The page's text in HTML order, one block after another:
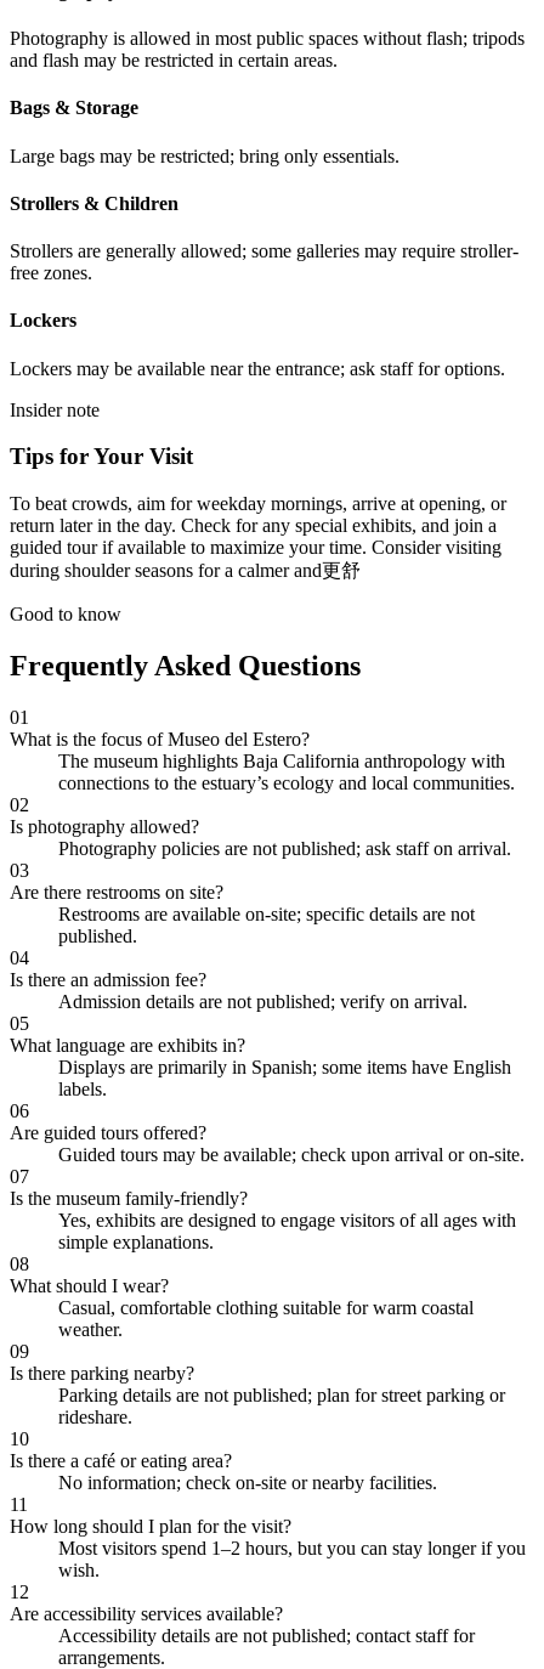
Photography is allowed in most public spaces without flash; tripods
and flash may be restricted in certain areas.
Bags & Storage
Large bags may be restricted; bring only essentials.
Strollers & Children
Strollers are generally allowed; some galleries may require stroller-
free zones.
Lockers
Lockers may be available near the entrance; ask staff for options.
Insider note
Tips for Your Visit
To beat crowds, aim for weekday mornings, arrive at opening, or
return later in the day. Check for any special exhibits, and join a
guided tour if available to maximize your time. Consider visiting
during shoulder seasons for a calmer and更舒
Good to know
Frequently Asked Questions
01
What is the focus of Museo del Estero?
The museum highlights Baja California anthropology with
connections to the estuary’s ecology and local communities.
02
Is photography allowed?
Photography policies are not published; ask staff on arrival.
03
Are there restrooms on site?
Restrooms are available on-site; specific details are not
published.
04
Is there an admission fee?
Admission details are not published; verify on arrival.
05
What language are exhibits in?
Displays are primarily in Spanish; some items have English
labels.
06
Are guided tours offered?
Guided tours may be available; check upon arrival or on-site.
07
Is the museum family-friendly?
Yes, exhibits are designed to engage visitors of all ages with
simple explanations.
08
What should I wear?
Casual, comfortable clothing suitable for warm coastal
weather.
09
Is there parking nearby?
Parking details are not published; plan for street parking or
rideshare.
10
Is there a café or eating area?
No information; check on-site or nearby facilities.
11
How long should I plan for the visit?
Most visitors spend 1–2 hours, but you can stay longer if you
wish.
12
Are accessibility services available?
Accessibility details are not published; contact staff for
arrangements.